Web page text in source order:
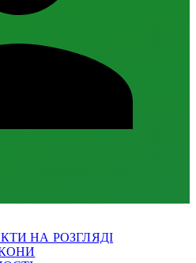
НА РОЗГЛЯДІ